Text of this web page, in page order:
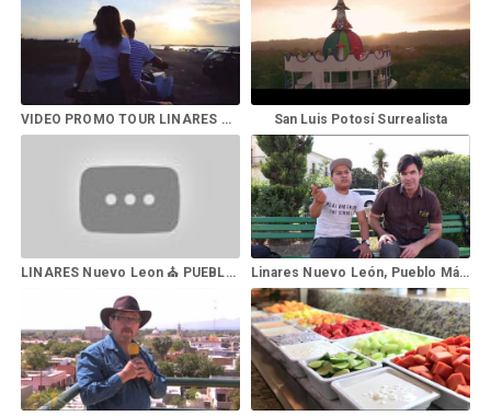
VIDEO PROMO TOUR LINARES HUALAHUISES San Luis Potosí Surrealista
LINARES Nuevo Leon ⛪ PUEBLO MAGICO ✨ Linares Nuevo León, Pueblo Mágico